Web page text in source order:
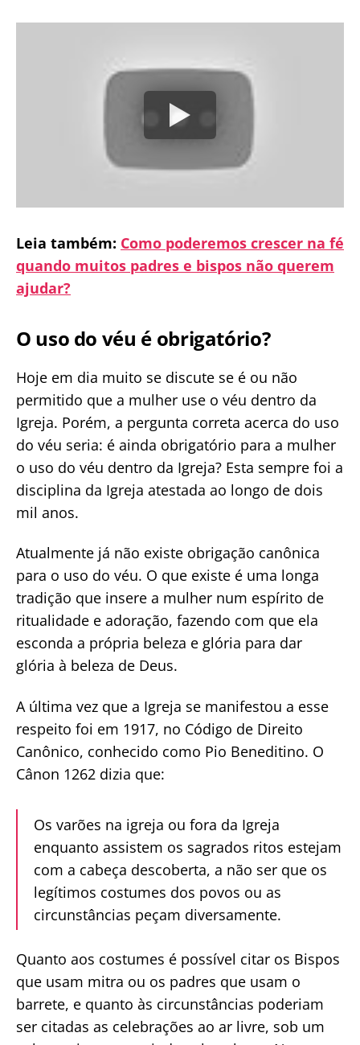
Leia também: Como poderemos crescer na fé
quando muitos padres e bispos não querem
ajudar?
O uso do véu é obrigatório?
Hoje em dia muito se discute se é ou não
permitido que a mulher use o véu dentro da
Igreja. Porém, a pergunta correta acerca do uso
do véu seria: é ainda obrigatório para a mulher
o uso do véu dentro da Igreja? Esta sempre foi a
disciplina da Igreja atestada ao longo de dois
mil anos.
Atualmente já não existe obrigação canônica
para o uso do véu. O que existe é uma longa
tradição que insere a mulher num espírito de
ritualidade e adoração, fazendo com que ela
esconda a própria beleza e glória para dar
glória à beleza de Deus.
A última vez que a Igreja se manifestou a esse
respeito foi em 1917, no Código de Direito
Canônico, conhecido como Pio Beneditino. O
Cânon 1262 dizia que:
Os varões na igreja ou fora da Igreja
enquanto assistem os sagrados ritos estejam
com a cabeça descoberta, a não ser que os
legítimos costumes dos povos ou as
circunstâncias peçam diversamente.
Quanto aos costumes é possível citar os Bispos
que usam mitra ou os padres que usam o
barrete, e quanto às circunstâncias poderiam
ser citadas as celebrações ao ar livre, sob um